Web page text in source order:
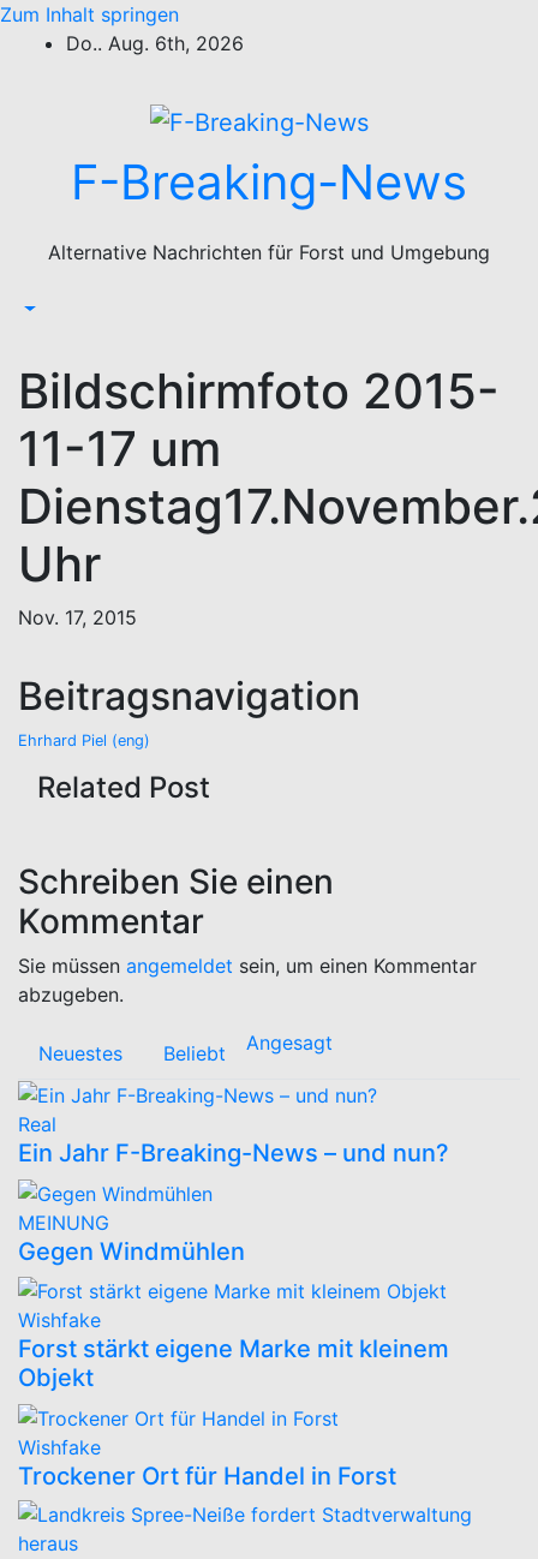
Zum Inhalt springen
Do.. Aug. 6th, 2026
F-Breaking-News
Alternative Nachrichten für Forst und Umgebung
Bildschirmfoto 2015-
11-17 um
Uhr
Nov. 17, 2015
Beitragsnavigation
Ehrhard Piel (eng)
Related Post
Schreiben Sie einen
Kommentar
Sie müssen angemeldet sein, um einen Kommentar
abzugeben.
Neuestes Beliebt Angesagt
Real
Ein Jahr F-Breaking-News – und nun?
MEINUNG
Gegen Windmühlen
Wishfake
Forst stärkt eigene Marke mit kleinem
Objekt
Wishfake
Trockener Ort für Handel in Forst